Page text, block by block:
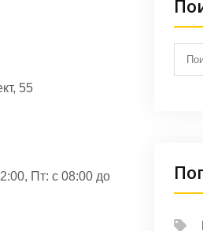
55
Пт: с 08:00 до